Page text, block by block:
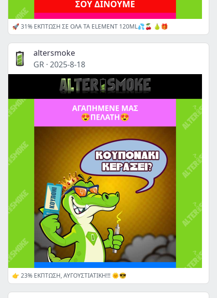
🚀 31% ΕΚΠΤΩΣΗ ΣΕ ΟΛΑ ΤΑ ELEMENT 120ML💦🍒 🍐🎁
altersmoke
GR · 2025-8-18
👉 23% ΕΚΠΤΩΣΗ, ΑΥΓΟΥΣΤΙΑΤΙΚΗ!!! 🌞😎